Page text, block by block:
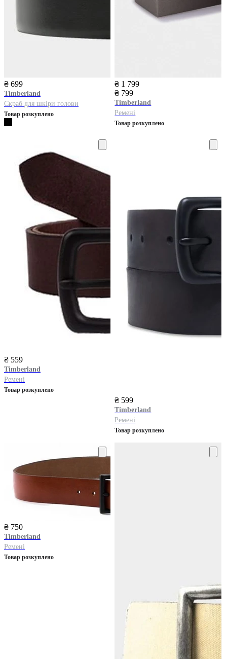
₴ 699
Timberland
Скраб для шкіри голови
Товар розкуплено
₴ 1 799
₴ 799
Timberland
Ремені
Товар розкуплено
₴ 559
Timberland
Ремені
Товар розкуплено
₴ 599
Timberland
Ремені
Товар розкуплено
₴ 750
Timberland
Ремені
Товар розкуплено